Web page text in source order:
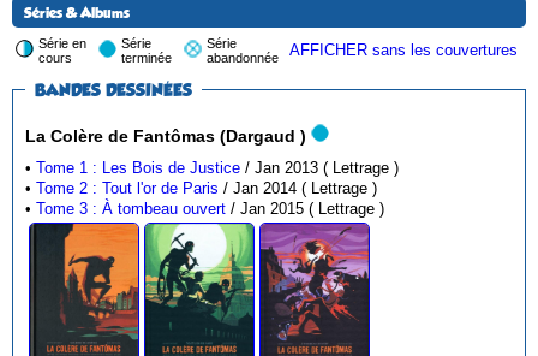
Séries & Albums
Série en
cours
Série
terminée
Série
abandonnée
AFFICHER sans les couvertures
BANDES DESSINÉES
La Colère de Fantômas (Dargaud )
•Tome 1 : Les Bois de Justice
/ Jan 2013 ( Lettrage )
•Tome 2 : Tout l'or de Paris
/ Jan 2014 ( Lettrage )
•Tome 3 : À tombeau ouvert / Jan 2015 ( Lettrage )